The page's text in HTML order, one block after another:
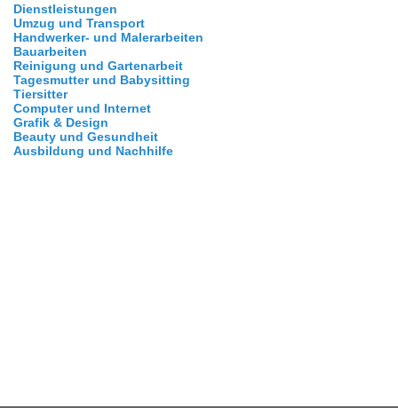
Dienstleistungen
Umzug und Transport
Handwerker- und Malerarbeiten
Bauarbeiten
Reinigung und Gartenarbeit
Tagesmutter und Babysitting
Tiersitter
Computer und Internet
Grafik & Design
Beauty und Gesundheit
Ausbildung und Nachhilfe